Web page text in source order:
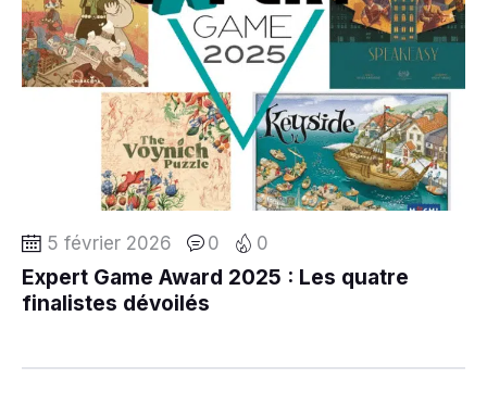
5 février 2026 0 0
Expert Game Award 2025 : Les quatre
finalistes dévoilés